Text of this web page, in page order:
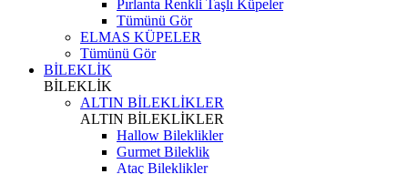
Pırlanta Renkli Taşlı Küpeler
Tümünü Gör
ELMAS KÜPELER
Tümünü Gör
BİLEKLİK
BİLEKLİK
ALTIN BİLEKLİKLER
ALTIN BİLEKLİKLER
Hallow Bileklikler
Gurmet Bileklik
Ataç Bileklikler